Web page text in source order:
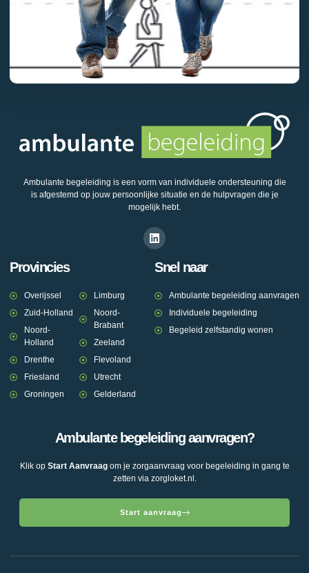
Ambulante begeleiding is een vorm van individuele ondersteuning die
is afgestemd op jouw persoonlijke situatie en de hulpvragen die je
mogelijk hebt.
Provincies
Overijssel
Zuid-Holland
Noord-
Holland
Drenthe
Friesland
Groningen
Limburg
Noord-
Brabant
Zeeland
Flevoland
Utrecht
Gelderland
Snel naar
Ambulante begeleiding aanvragen
Individuele begeleiding
Begeleid zelfstandig wonen
Ambulante begeleiding aanvragen?
Klik op Start Aanvraagom je zorgaanvraag voor begeleiding in gang te
zetten via zorgloket.nl.
Start aanvraag